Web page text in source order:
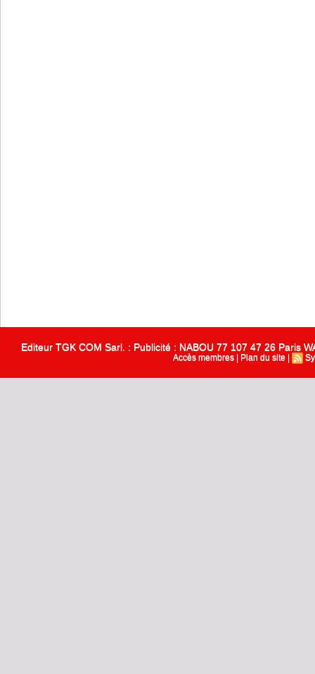
Editeur TGK COM Sarl. : Publicité : NABOU 77 107 47 26 Paris
Accès membres Plan du site